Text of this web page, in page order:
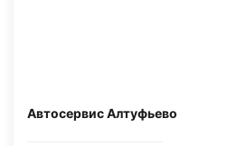
Автосервис Алтуфьево